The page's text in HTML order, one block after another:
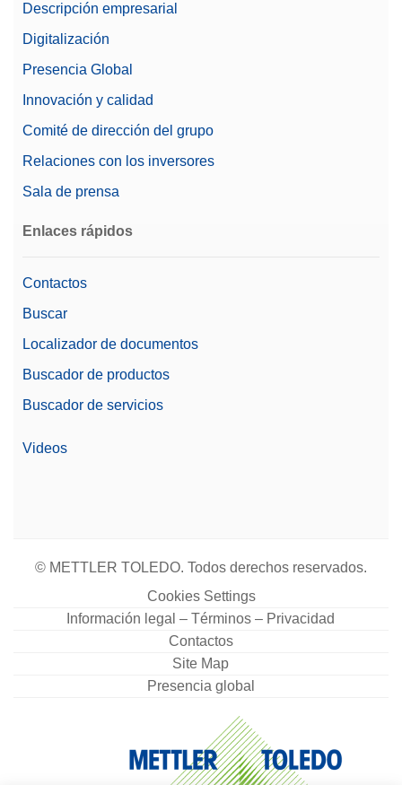
Descripción empresarial
Digitalización
Presencia Global
Innovación y calidad
Comité de dirección del grupo
Relaciones con los inversores
Sala de prensa
Enlaces rápidos
Contactos
Buscar
Localizador de documentos
Buscador de productos
Buscador de servicios
Videos
© METTLER TOLEDO. Todos derechos reservados.
Cookies Settings
Información legal – Términos – Privacidad
Contactos
Site Map
Presencia global